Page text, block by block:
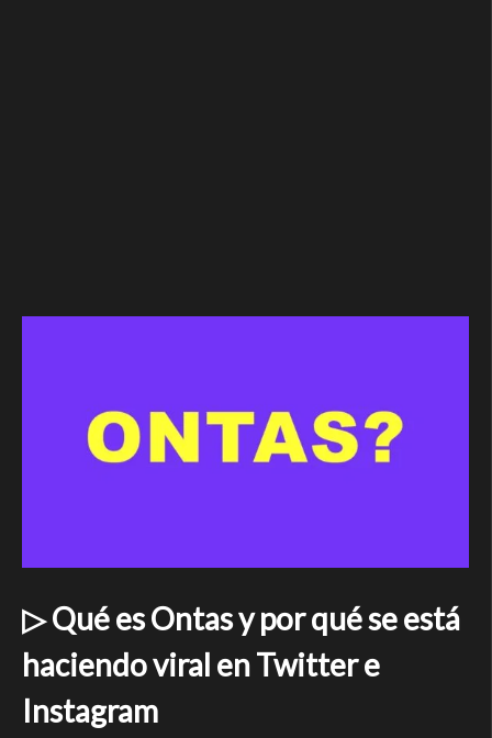
▷ Qué es Ontas y por qué se está
haciendo viral en Twitter e
Instagram